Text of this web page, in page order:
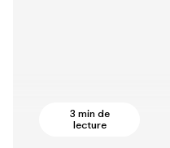
3 min de
lecture